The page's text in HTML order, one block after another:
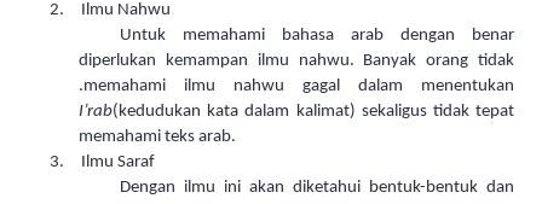
2.
Ilmu Nahwu
Untuk memahami bahasa arab dengan benar
diperlukan kemampan ilmu nahwu. Banyak orang tidak
.memahami ilmu nahwu gagal dalam menentukan
I’rab(kedudukan kata dalam kalimat) sekaligus tidak tepat
memahami teks arab.
3.
Ilmu Saraf
Dengan ilmu ini akan diketahui bentuk-bentuk dan